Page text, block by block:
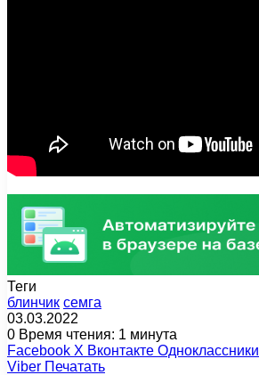
Теги
блинчик семга
03.03.2022
0 Время чтения: 1 минута
Facebook X Вконтакте Одноклассники
Viber Печатать